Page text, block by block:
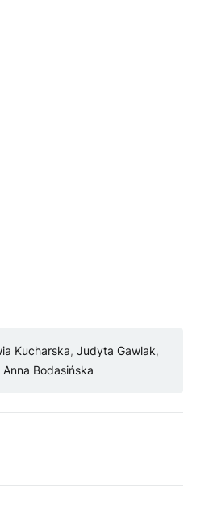
Kucharska, Judyta Gawlak,
Anna Bodasińska